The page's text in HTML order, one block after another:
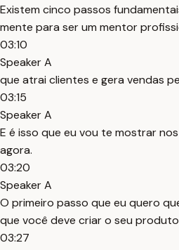
Existem cinco passos
mente para ser um mentor
03:10
Speaker A
que atrai clientes e gera vendas
03:15
Speaker A
E é isso que eu vou te mostrar
agora.
03:20
Speaker A
O primeiro passo que eu quero
que você deve criar o seu
03:27